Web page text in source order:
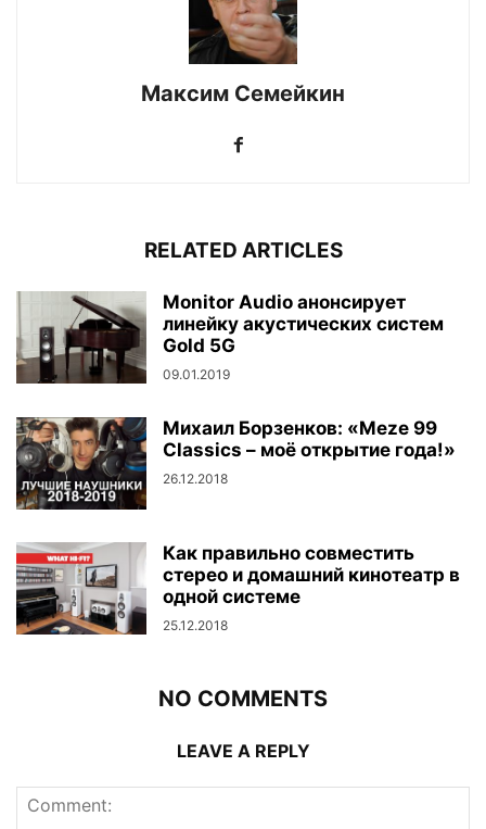
Максим Семейкин
RELATED ARTICLES
Monitor Audio анонсирует
линейку акустических систем
Gold 5G
09.01.2019
Михаил Борзенков: «Meze 99
Classics – моё открытие года!»
26.12.2018
Как правильно совместить
стерео и домашний кинотеатр в
одной системе
25.12.2018
NO COMMENTS
LEAVE A REPLY